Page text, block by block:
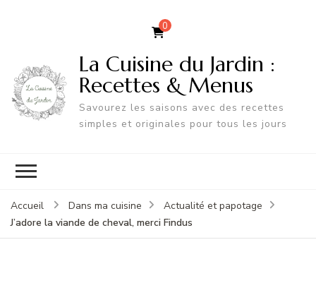
0
La Cuisine du Jardin :
Recettes & Menus
Savourez les saisons avec des recettes
simples et originales pour tous les jours
Accueil Dans ma cuisine
Actualité et papotage
J’adore la viande de cheval, merci Findus